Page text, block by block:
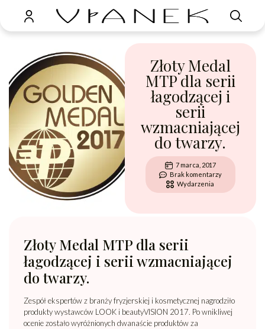
Złoty Medal
MTP dla serii
łagodzącej i
serii
wzmacniającej
do twarzy.
7 marca, 2017
Brak komentarzy
Wydarzenia
Złoty Medal MTP dla serii
łagodzącej i serii wzmacniającej
do twarzy.
Zespół ekspertów z branży fryzjerskiej i kosmetycznej nagrodziło
produkty wystawców LOOK i beautyVISION 2017. Po wnikliwej
ocenie zostało wyróżnionych dwanaście produktów za